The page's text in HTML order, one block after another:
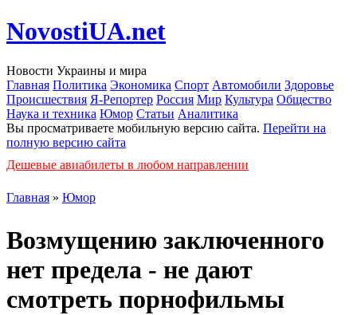
NovostiUA.net
Новости Украины и мира
Главная Политика Экономика Спорт Автомобили Здоровье
Происшествия Я-Репортер Россия Мир Культура Общество
Наука и техника Юмор Статьи Аналитика
Вы просматриваете мобильную версию сайта. Перейти на
полную версию сайта
Дешевые авиабилеты в любом направлении
Главная » Юмор
Возмущению заключенного
нет предела - не дают
смотреть порнофильмы